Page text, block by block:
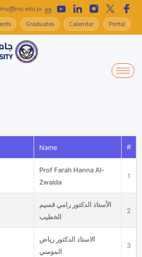
inu@inu.edu.jo
Portal
Calendar
Graduates
#
Name
1
Prof Farah Hanna Al-
Zwaida
2
الأستاذ الدكتور رامي قسيم
الخطيب
3
الاستاذ الدكتور رياض
المومني